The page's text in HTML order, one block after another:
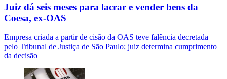
Juiz dá seis meses para lacrar e vender bens da
Coesa, ex-OAS
Empresa criada a partir de cisão da OAS teve falência decretada
pelo Tribunal de Justiça de São Paulo; juiz determina cumprimento
da decisão